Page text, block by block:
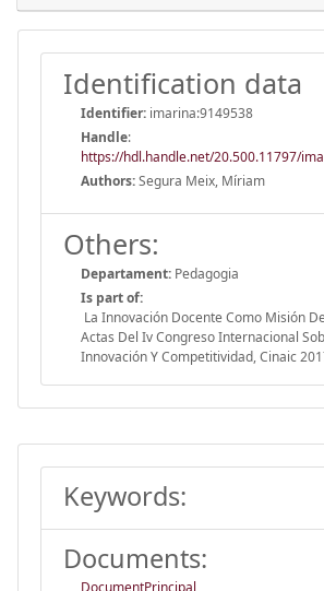
Identification data
Identifier: imarina:9149538
Handle:
https://hdl.handle.net/20.500.11797/
Authors:Segura Meix, Míriam
Others:
Departament: Pedagogia
Is part of:
La Innovación Docente Como Misión
Actas Del Iv Congreso Internacional
Innovación Y Competitividad, Cinaic
Keywords:
Documents:
DocumentPrincipal